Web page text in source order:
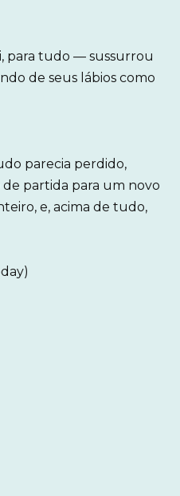
para tudo — sussurrou
de seus lábios como
parecia perdido,
partida para um novo
e, acima de tudo,